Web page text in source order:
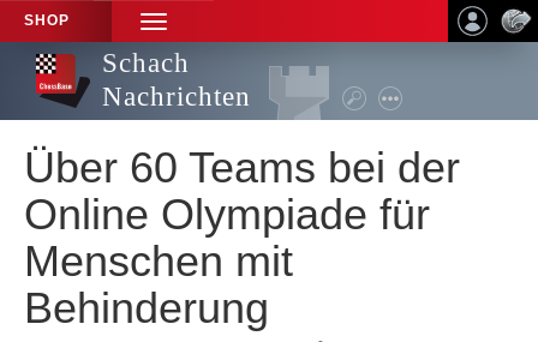
SHOP
TOGGLE
NAVIGATION
Schach
Nachrichten
Über 60 Teams bei der
Online Olympiade für
Menschen mit
Behinderung